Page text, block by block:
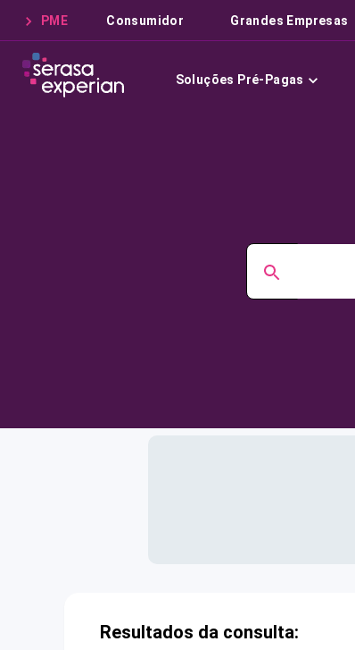
PME Consumidor Grandes Empresas
Soluções Pré-Pagas
Resultados da consulta: